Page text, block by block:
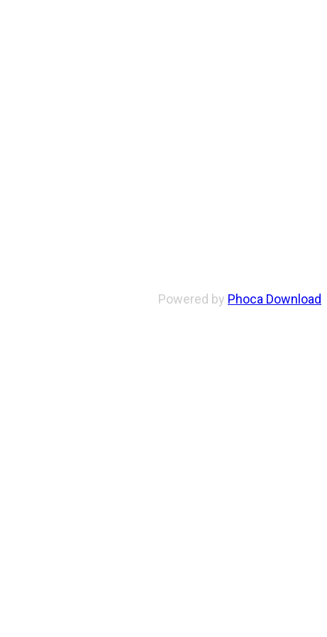
Powered by Phoca Download